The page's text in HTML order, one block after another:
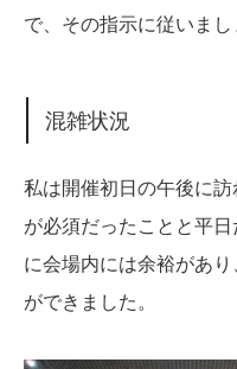
で、その指示に従いまし
混雑状況
私は開催初日の午後に
が必須だったことと平
に会場内には余裕があ
ができました。